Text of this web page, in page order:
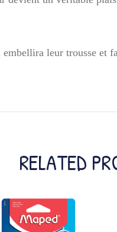
leur trousse et
RELATED